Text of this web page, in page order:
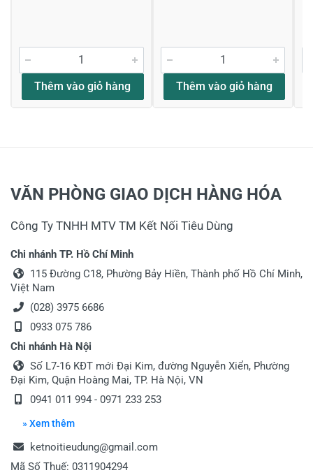
Thêm vào giỏ hàng Thêm vào giỏ hàng
VĂN PHÒNG GIAO DỊCH HÀNG HÓA
Công Ty TNHH MTV TM Kết Nối Tiêu Dùng
Chi nhánh TP. Hồ Chí Minh
115 Đường C18, Phường Bảy Hiền, Thành phố Hồ Chí Minh,
Việt Nam
(028) 3975 6686
0933 075 786
Chi nhánh Hà Nội
Số L7-16 KĐT mới Đại Kim, đường Nguyễn Xiển, Phường
Đại Kim, Quận Hoàng Mai, TP. Hà Nội, VN
0941 011 994 - 0971 233 253
» Xem thêm
ketnoitieudung@gmail.com
Mã Số Thuế: 0311904294